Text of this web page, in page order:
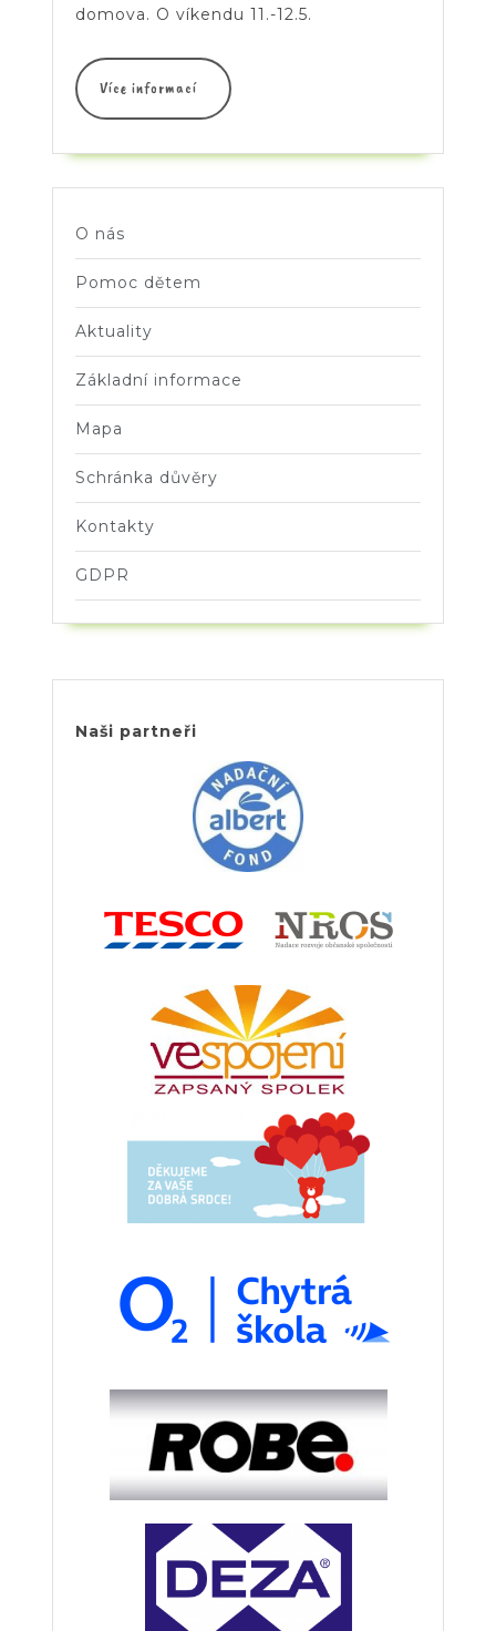
domova. O víkendu 11.-12.5.
Více informací
Více
informací
O nás
Pomoc dětem
Aktuality
Základní informace
Mapa
Schránka důvěry
Kontakty
GDPR
Naši partneři